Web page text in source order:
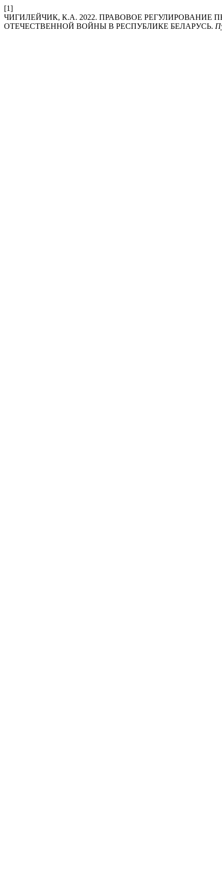
[1]
ЧИГИЛЕЙЧИК, К.А. 2022. ПРАВОВОЕ
ОТЕЧЕСТВЕННОЙ ВОЙНЫ В РЕСПУБЛИКЕ БЕЛАРУСЬ.